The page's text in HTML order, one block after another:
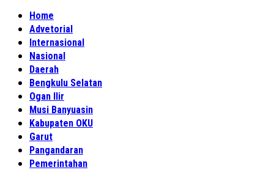
Home
Advetorial
Internasional
Nasional
Daerah
Bengkulu Selatan
Ogan Ilir
Musi Banyuasin
Kabupaten OKU
Garut
Pangandaran
Pemerintahan